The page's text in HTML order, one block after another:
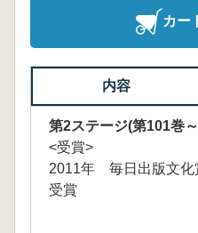
カー
内容
第2ステージ(第101巻
<受賞>
2011年 毎日出版文
受賞